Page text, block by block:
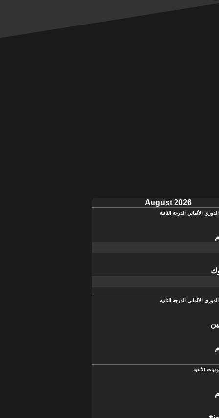
August 2026
الدوري الألماني الدرجة الثانية
الدوري الألماني الدرجة الثانية
وديات الأندية